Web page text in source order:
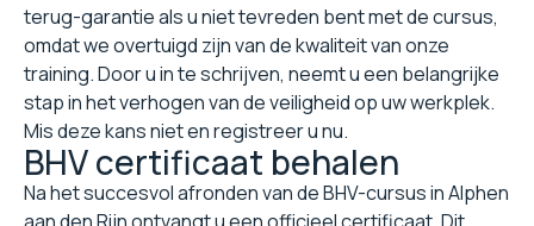
terug-garantie als u niet tevreden bent met de cursus,
omdat we overtuigd zijn van de kwaliteit van onze
training. Door u in te schrijven, neemt u een belangrijke
stap in het verhogen van de veiligheid op uw werkplek.
Mis deze kans niet en registreer u nu.
BHV certificaat behalen
Na het succesvol afronden van de BHV-cursus in Alphen